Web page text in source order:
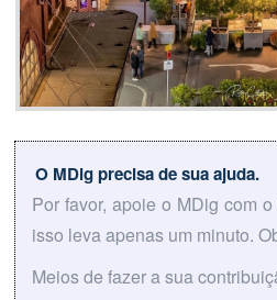
O MDig precisa de sua ajuda.
Por favor, apoie o MDig com
isso leva apenas um minuto.
Meios de fazer a sua